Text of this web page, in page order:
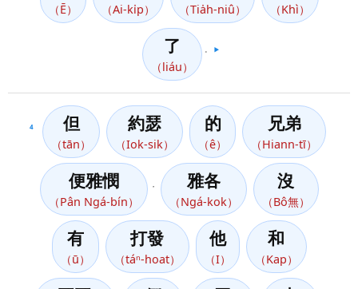
（Ē） （Ai-ki̍p） （Tia̍h-niû） （Khì）
了
（liáu）
▶️
4 但
（tān）
約瑟
（Iok-sik）
的
（ê）
兄弟
（Hiann-tī）
便雅憫
（Pân Ngá-bín）
雅各
（Ngá-kok）
沒
（Bô無）
有
（ū）
打發
（táⁿ-hoat）
他
（I）
和
（Kap）